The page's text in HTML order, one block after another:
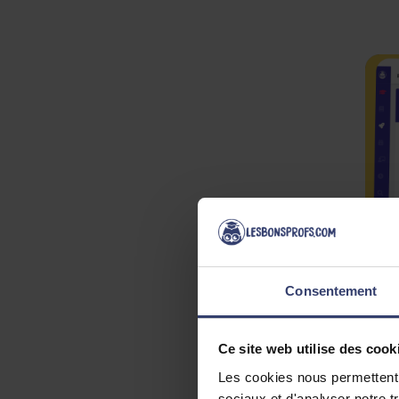
Consentement
Ce site web utilise des
Les cookies nous